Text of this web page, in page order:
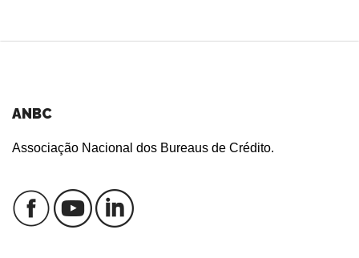
ANBC
Associação Nacional dos Bureaus de Crédito.